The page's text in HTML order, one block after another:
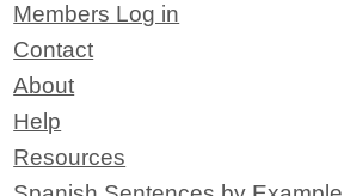
Members Log in
Contact
About
Help
Resources